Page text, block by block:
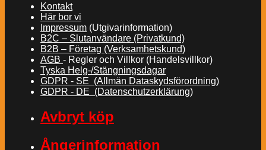
Kontakt
Här bor vi
Impressum (Utgivarinformation)
B2C – Slutanvändare (Privatkund)
B2B – Företag (Verksamhetskund)
AGB - Regler och Villkor (Handelsvillkor)
Tyska Helg-/Stängningsdagar
GDPR - SE (Allmän Dataskydsförordning)
GDPR - DE (Datenschutzerklärung)
Avbryt köp
Ångerinformation